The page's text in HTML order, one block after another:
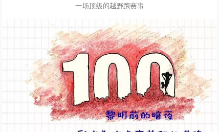
一场顶级的越野跑赛事